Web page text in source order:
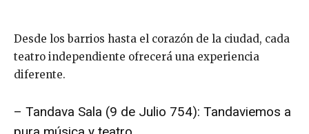
Desde los barrios hasta el corazón de la ciudad, cada
teatro independiente ofrecerá una experiencia
diferente.
– Tandava Sala (9 de Julio 754): Tandaviemos a